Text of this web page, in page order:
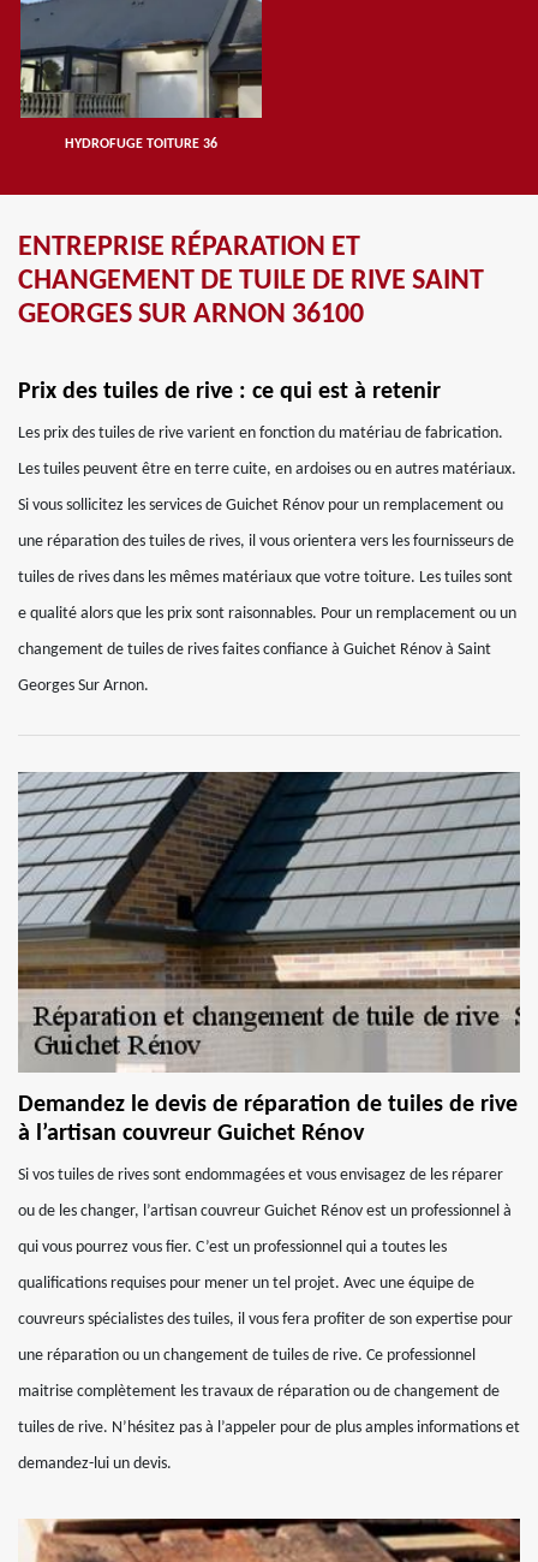
HYDROFUGE TOITURE 36
ENTREPRISE RÉPARATION ET
CHANGEMENT DE TUILE DE RIVE SAINT
GEORGES SUR ARNON 36100
Prix des tuiles de rive : ce qui est à retenir
Les prix des tuiles de rive varient en fonction du matériau de fabrication.
Les tuiles peuvent être en terre cuite, en ardoises ou en autres matériaux.
Si vous sollicitez les services de Guichet Rénov pour un remplacement ou
une réparation des tuiles de rives, il vous orientera vers les fournisseurs de
tuiles de rives dans les mêmes matériaux que votre toiture. Les tuiles sont
e qualité alors que les prix sont raisonnables. Pour un remplacement ou un
changement de tuiles de rives faites confiance à Guichet Rénov à Saint
Georges Sur Arnon.
Demandez le devis de réparation de tuiles de rive
à l’artisan couvreur Guichet Rénov
Si vos tuiles de rives sont endommagées et vous envisagez de les réparer
ou de les changer, l’artisan couvreur Guichet Rénov est un professionnel à
qui vous pourrez vous fier. C’est un professionnel qui a toutes les
qualifications requises pour mener un tel projet. Avec une équipe de
couvreurs spécialistes des tuiles, il vous fera profiter de son expertise pour
une réparation ou un changement de tuiles de rive. Ce professionnel
maitrise complètement les travaux de réparation ou de changement de
tuiles de rive. N’hésitez pas à l’appeler pour de plus amples informations et
demandez-lui un devis.